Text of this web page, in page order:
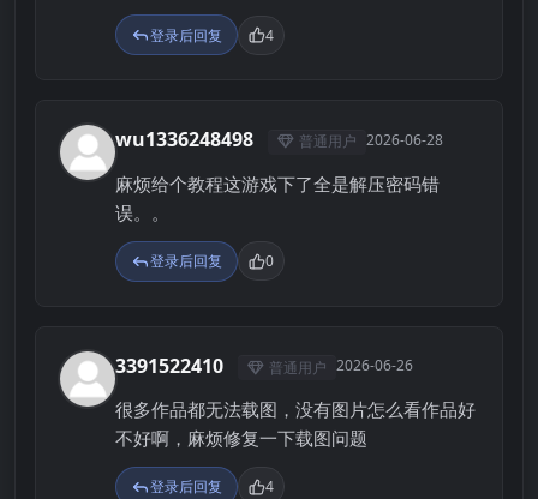
登录后回复 4
W wu1336248498 普通用户 2026-06-28
麻烦给个教程这游戏下了全是解压密码错
误。。
登录后回复 0
3 3391522410 普通用户 2026-06-26
很多作品都无法载图，没有图片怎么看作品好
不好啊，麻烦修复一下载图问题
登录后回复 4